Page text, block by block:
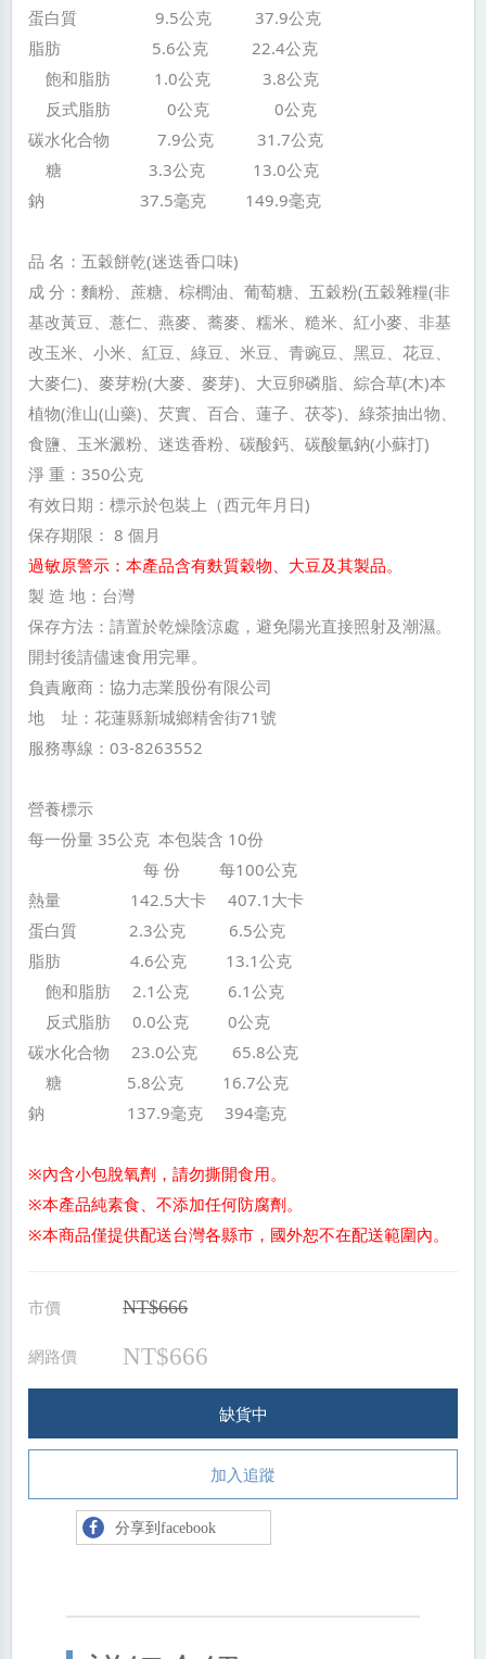
蛋白質 9.5公克 37.9公克
脂肪 5.6公克 22.4公克
飽和脂肪 1.0公克 3.8公克
反式脂肪 0公克 0公克
碳水化合物 7.9公克 31.7公克
糖 3.3公克 13.0公克
鈉 37.5毫克 149.9毫克
品 名：五穀餅乾(迷迭香口味)
成 分：麵粉、蔗糖、棕櫚油、葡萄糖、五穀粉(五穀雜糧(非
基改黃豆、薏仁、燕麥、蕎麥、糯米、糙米、紅小麥、非基
改玉米、小米、紅豆、綠豆、米豆、青豌豆、黑豆、花豆、
大麥仁)、麥芽粉(大麥、麥芽)、大豆卵磷脂、綜合草(木)本
植物(淮山(山藥)、芡實、百合、蓮子、茯苓)、綠茶抽出物、
食鹽、玉米澱粉、迷迭香粉、碳酸鈣、碳酸氫鈉(小蘇打)
淨 重：350公克
有效日期：標示於包裝上（西元年月日)
保存期限： 8 個月
過敏原警示：本產品含有麩質穀物、大豆及其製品。
製 造 地：台灣
保存方法：請置於乾燥陰涼處，避免陽光直接照射及潮濕。
開封後請儘速食用完畢。
負責廠商：協力志業股份有限公司
地 址：花蓮縣新城鄉精舍街71號
服務專線：03-8263552
營養標示
每一份量 35公克 本包裝含 10份
每 份 每100公克
熱量 142.5大卡 407.1大卡
蛋白質 2.3公克 6.5公克
脂肪 4.6公克 13.1公克
飽和脂肪 2.1公克 6.1公克
反式脂肪 0.0公克 0公克
碳水化合物 23.0公克 65.8公克
糖 5.8公克 16.7公克
鈉 137.9毫克 394毫克
※內含小包脫氧劑，請勿撕開食用。
※本產品純素食、不添加任何防腐劑。
※本商品僅提供配送台灣各縣市，國外恕不在配送範圍內。
市價 NT$666
網路價 NT$666
缺貨中
加入追蹤
分享到facebook